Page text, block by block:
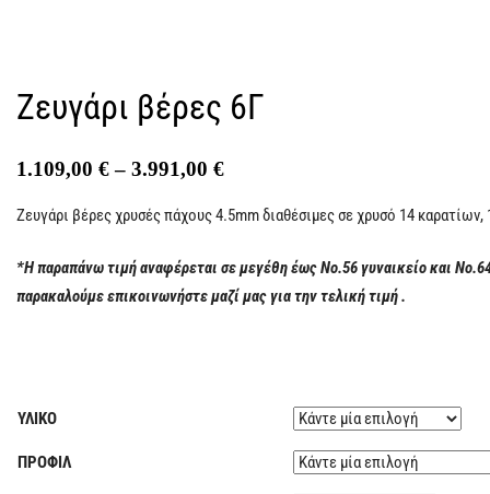
Ζευγάρι βέρες 6Γ
1.109,00 € – 3.991,00 €
Ζευγάρι βέρες χρυσές πάχους 4.5mm διαθέσιμες σε χρυσό 14 καρατίων,
*Η παραπάνω τιμή αναφέρεται σε μεγέθη έως Νο.56 γυναικείο και
παρακαλούμε επικοινωνήστε μαζί μας για την τελική τιμή .
ΥΛΙΚΟ
ΠΡΟΦΙΛ